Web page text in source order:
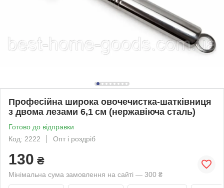
Професійна широка овочечистка-шатківниця
з двома лезами 6,1 см (нержавіюча сталь)
Готово до відправки
Код: 2222
Опт і роздріб
130 ₴
Мінімальна сума замовлення на сайті — 300 ₴